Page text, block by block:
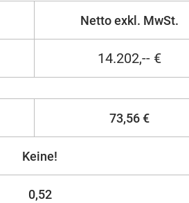
Netto exkl. MwSt.
14.202,-- €
73,56 €
Keine!
0,52